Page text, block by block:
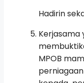
Hadirin
Kerjasama
MPOB